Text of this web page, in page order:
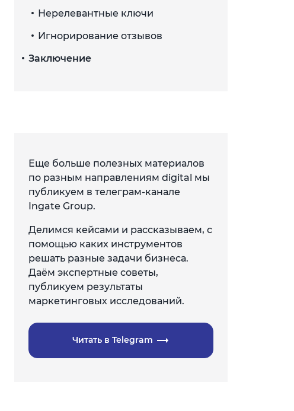
Нерелевантные ключи
Игнорирование отзывов
Заключение
Еще больше полезных материалов
по разным направлениям digital мы
публикуем в телеграм-канале
Ingate Group.
Делимся кейсами и рассказываем, с
помощью каких инструментов
решать разные задачи бизнеса.
Даём экспертные советы,
публикуем результаты
маркетинговых исследований.
Читать в Telegram